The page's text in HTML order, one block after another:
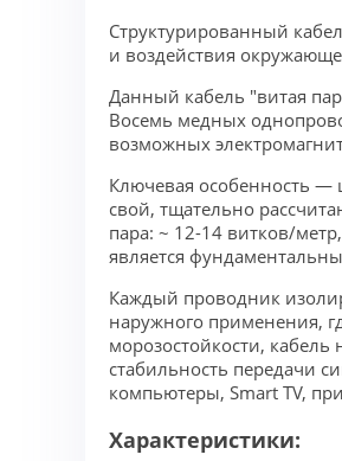
Структурированный
и воздействия
Данный кабель "витая
Восемь медных
возможных
Ключевая особенность —
свой, тщательно
пара: ~ 12-14 витков/
является
Каждый проводник
наружного применения,
морозостойкости,
стабильность передачи
компьютеры, Smart TV,
Характеристики: